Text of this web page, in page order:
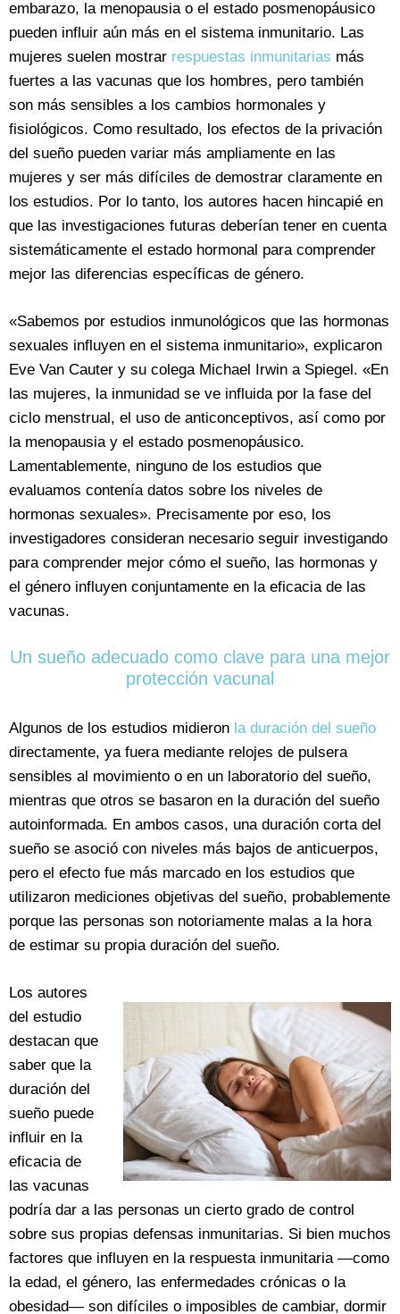
embarazo, la menopausia o el estado posmenopáusico
pueden influir aún más en el sistema inmunitario. Las
mujeres suelen mostrar respuestas inmunitarias más
fuertes a las vacunas que los hombres, pero también
son más sensibles a los cambios hormonales y
fisiológicos. Como resultado, los efectos de la privación
del sueño pueden variar más ampliamente en las
mujeres y ser más difíciles de demostrar claramente en
los estudios. Por lo tanto, los autores hacen hincapié en
que las investigaciones futuras deberían tener en cuenta
sistemáticamente el estado hormonal para comprender
mejor las diferencias específicas de género.
«Sabemos por estudios inmunológicos que las hormonas
sexuales influyen en el sistema inmunitario», explicaron
Eve Van Cauter y su colega Michael Irwin a Spiegel. «En
las mujeres, la inmunidad se ve influida por la fase del
ciclo menstrual, el uso de anticonceptivos, así como por
la menopausia y el estado posmenopáusico.
Lamentablemente, ninguno de los estudios que
evaluamos contenía datos sobre los niveles de
hormonas sexuales». Precisamente por eso, los
investigadores consideran necesario seguir investigando
para comprender mejor cómo el sueño, las hormonas y
el género influyen conjuntamente en la eficacia de las
vacunas.
Un sueño adecuado como clave para una mejor
protección vacunal
Algunos de los estudios midieron la duración del sueño
directamente, ya fuera mediante relojes de pulsera
sensibles al movimiento o en un laboratorio del sueño,
mientras que otros se basaron en la duración del sueño
autoinformada. En ambos casos, una duración corta del
sueño se asoció con niveles más bajos de anticuerpos,
pero el efecto fue más marcado en los estudios que
utilizaron mediciones objetivas del sueño, probablemente
porque las personas son notoriamente malas a la hora
de estimar su propia duración del sueño.
Los autores
del estudio
destacan que
saber que la
duración del
sueño puede
influir en la
eficacia de
las vacunas
podría dar a las personas un cierto grado de control
sobre sus propias defensas inmunitarias. Si bien muchos
factores que influyen en la respuesta inmunitaria —como
la edad, el género, las enfermedades crónicas o la
obesidad— son difíciles o imposibles de cambiar, dormir